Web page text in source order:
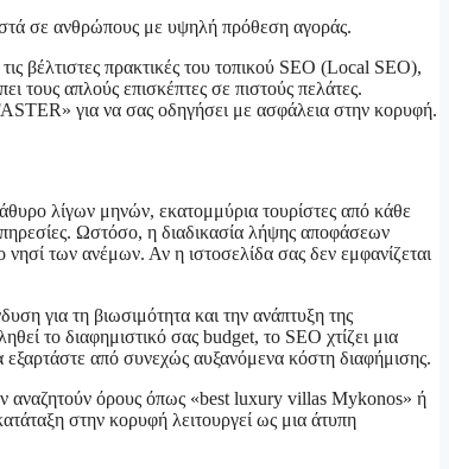
σε ανθρώπους με υψηλή πρόθεση αγοράς.
βέλτιστες πρακτικές του τοπικού SEO (Local SEO),
τους απλούς επισκέπτες σε πιστούς πελάτες.
για να σας οδηγήσει με ασφάλεια στην κορυφή.
λίγων μηνών, εκατομμύρια τουρίστες από κάθε
Ωστόσο, η διαδικασία λήψης αποφάσεων
νησί των ανέμων. Αν η ιστοσελίδα σας δεν εμφανίζεται
για τη βιωσιμότητα και την ανάπτυξη της
το διαφημιστικό σας budget, το SEO χτίζει μια
από συνεχώς αυξανόμενα κόστη διαφήμισης.
αναζητούν όρους όπως «best luxury villas Mykonos» ή
στην κορυφή λειτουργεί ως μια άτυπη